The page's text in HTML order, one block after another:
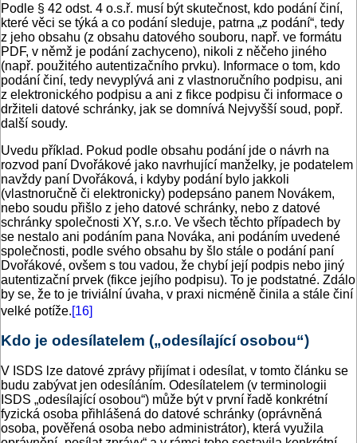
Podle § 42 odst. 4 o.s.ř. musí být skutečnost, kdo podání činí,
které věci se týká a co podání sleduje, patrna „z podání“, tedy
z jeho obsahu (z obsahu datového souboru, např. ve formátu
PDF, v němž je podání zachyceno), nikoli z něčeho jiného
(např. použitého autentizačního prvku). Informace o tom, kdo
podání činí, tedy nevyplývá ani z vlastnoručního podpisu, ani
z elektronického podpisu a ani z fikce podpisu či informace o
držiteli datové schránky, jak se domnívá Nejvyšší soud, popř.
další soudy.
Uvedu příklad. Pokud podle obsahu podání jde o návrh na
rozvod paní Dvořákové jako navrhující manželky, je podatelem
navždy paní Dvořáková, i kdyby podání bylo jakkoli
(vlastnoručně či elektronicky) podepsáno panem Novákem,
nebo soudu přišlo z jeho datové schránky, nebo z datové
schránky společnosti XY, s.r.o. Ve všech těchto případech by
se nestalo ani podáním pana Nováka, ani podáním uvedené
společnosti, podle svého obsahu by šlo stále o podání paní
Dvořákové, ovšem s tou vadou, že chybí její podpis nebo jiný
autentizační prvek (fikce jejího podpisu). To je podstatné. Zdálo
by se, že to je triviální úvaha, v praxi nicméně činila a stále činí
velké potíže.[16]
Kdo je odesílatelem („odesílající osobou“)
V ISDS lze datové zprávy přijímat i odesílat, v tomto článku se
budu zabývat jen odesíláním. Odesílatelem (v terminologii
ISDS „odesílající osobou“) může být v první řadě konkrétní
fyzická osoba přihlášená do datové schránky (oprávněná
osoba, pověřená osoba nebo administrátor), která využila